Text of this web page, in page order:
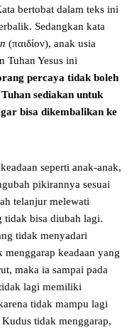
bertobat dalam teks ini
Sedangkan kata
(παιδίον), anak usia
Tuhan Yesus ini
percaya tidak boleh
sediakan untuk
bisa dikembalikan ke
seperti anak-anak,
pikirannya sesuai
telanjur melewati
tidak bisa diubah lagi.
tidak menyadari
menggarap keadaan yang
maka ia sampai pada
lagi memiliki
tidak mampu lagi
tidak menggarap,